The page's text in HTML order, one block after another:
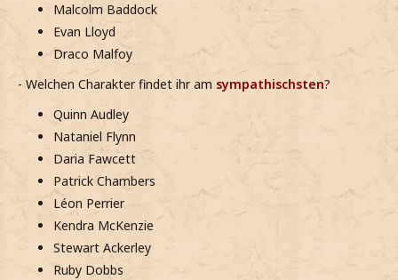
Malcolm Baddock
Evan Lloyd
Draco Malfoy
- Welchen Charakter findet ihr am sympathischsten?
Quinn Audley
Nataniel Flynn
Daria Fawcett
Patrick Chambers
Léon Perrier
Kendra McKenzie
Stewart Ackerley
Ruby Dobbs